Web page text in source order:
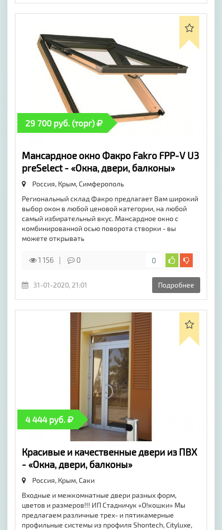
29 700 руб. (торг)
Мансардное окно Факро Fakro FPP-V U3
preSelect - «Окна, двери, балконы»
Россия, Крым,Симферополь
Региональный склад Факро предлагает Вам широкий
выбор окон в любой ценовой категории, на любой
самый избирательный вкус. Мансардное окно с
комбинированной осью поворота створки - вы
можете открывать
1 156 0 0
31-01-2020, 21:01 Подробнее
4 444 руб.
Красивые и качественные двери из ПВХ
- «Окна, двери, балконы»
Россия, Крым,Саки
Входные и межкомнатные двери разных форм,
цветов и размеров!!! ИП Стадничук «О!кошки» Мы
предлагаем различные трех- и пятикамерные
профильные системы из профиля Shontech, Cityluxe,